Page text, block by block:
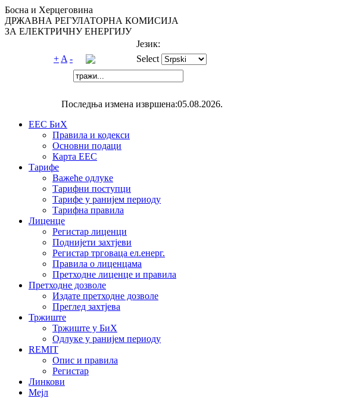
Босна и Херцеговина
ДРЖАВНА РЕГУЛАТОРНА КОМИСИЈА
ЗА ЕЛЕКТРИЧНУ ЕНЕРГИЈУ
Језик:
+ A - Select
Последња измена извршена:05.08.2026.
ЕЕС БиХ
Правила и кодекси
Основни подаци
Карта ЕЕС
Тарифе
Важеће одлуке
Тарифни поступци
Тарифе у ранијем периоду
Тарифна правила
Лиценце
Регистар лиценци
Поднијети захтјеви
Регистар трговаца ел.eнерг.
Правила о лиценцама
Претходне лиценце и правила
Претходне дозволе
Издате претходне дозволе
Преглед захтјева
Тржиште
Тржиште у БиХ
Одлуке у ранијем периоду
REMIT
Опис и правила
Регистар
Линкови
Мејл